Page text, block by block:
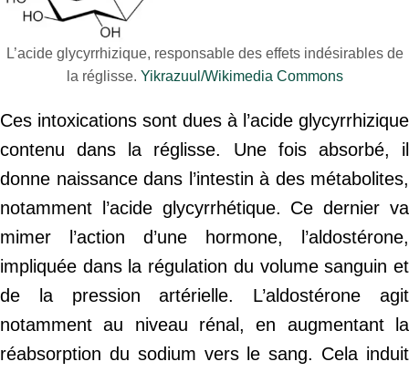
L’acide glycyrrhizique, responsable des effets indésirables de
la réglisse. Yikrazuul/Wikimedia Commons
Ces intoxications sont dues à l’acide glycyrrhizique
contenu dans la réglisse. Une fois absorbé, il
donne naissance dans l’intestin à des métabolites,
notamment l’acide glycyrrhétique. Ce dernier va
mimer l’action d’une hormone, l’aldostérone,
impliquée dans la régulation du volume sanguin et
de la pression artérielle. L’aldostérone agit
notamment au niveau rénal, en augmentant la
réabsorption du sodium vers le sang. Cela induit